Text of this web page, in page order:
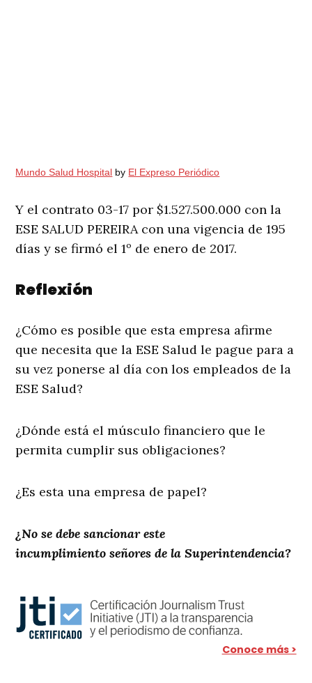
Mundo Salud Hospital by El Expreso Periódico
Y el contrato 03-17 por $1.527.500.000 con la
ESE SALUD PEREIRA con una vigencia de 195
días y se firmó el 1º de enero de 2017.
Reflexión
¿Cómo es posible que esta empresa afirme
que necesita que la ESE Salud le pague para a
su vez ponerse al día con los empleados de la
ESE Salud?
¿Dónde está el músculo financiero que le
permita cumplir sus obligaciones?
¿Es esta una empresa de papel?
¿No se debe sancionar este
incumplimiento señores de la Superintendencia?
Conoce más >